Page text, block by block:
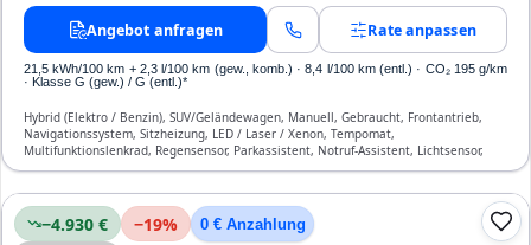
Angebot anfragen Rate anpassen
21,5 kWh/100 km + 2,3 l/100 km (gew., komb.) · 8,4 l/100 km (entl.) · CO₂ 195 g/km
· Klasse G (gew.) / G (entl.)*
Hybrid (Elektro / Benzin), SUV/Geländewagen, Manuell, Gebraucht, Frontantrieb,
Navigationssystem, Sitzheizung, LED / Laser / Xenon, Tempomat,
Multifunktionslenkrad, Regensensor, Parkassistent, Notruf-Assistent, Lichtsensor,
Start/Stopp-Automatik, Bluetooth, Freisprecheinrichtung, Verkehrszeichen-
−4.930 € −19% 0 € Anzahlung